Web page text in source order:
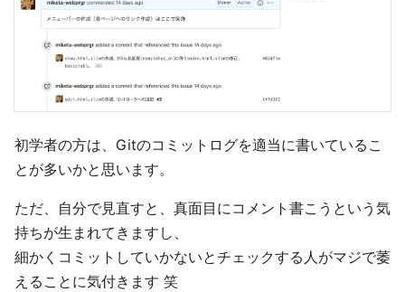
初学者の方は、Gitのコミットログを適当に書いているこ
とが多いかと思います。
ただ、自分で見直すと、真面目にコメント書こうという気
持ちが生まれてきますし、
細かくコミットしていかないとチェックする人がマジで萎
えることに気付きます 笑